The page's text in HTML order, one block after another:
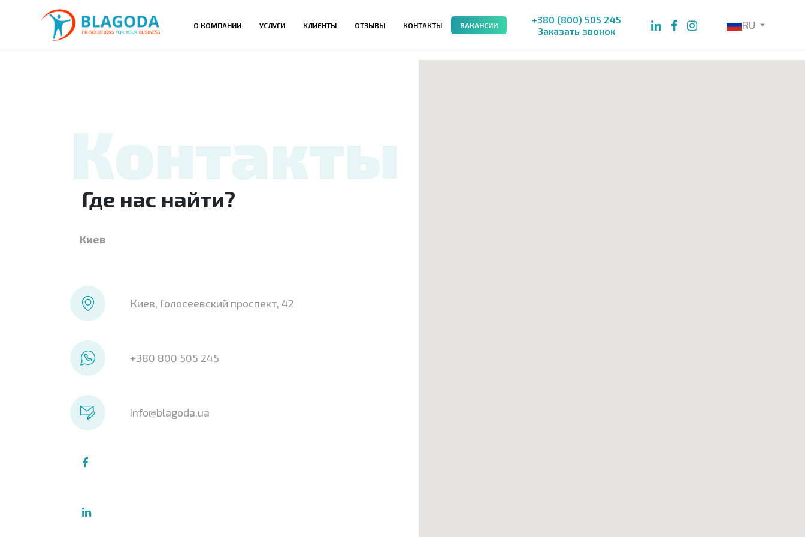
О КОМПАНИИ УСЛУГИ КЛИЕНТЫ ОТЗЫВЫ КОНТАКТЫ ВАКАНСИИ
+380 (800) 505 245
Заказать звонок
RU
Где нас найти?
Киев
Киев, Голосеевский проспект, 42
+380 800 505 245
info@blagoda.ua